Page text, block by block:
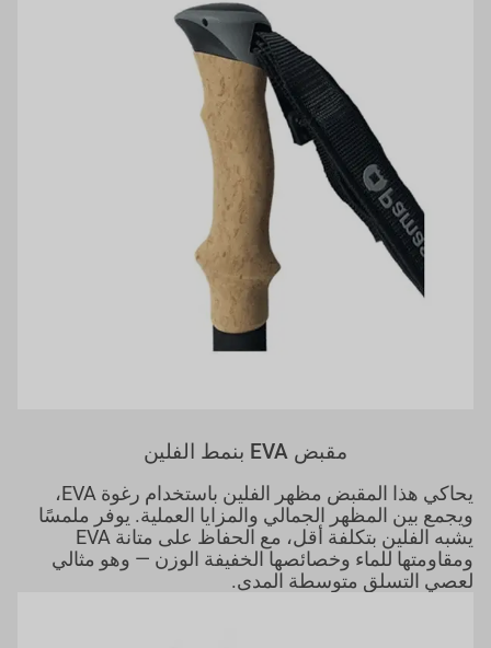
مقبض EVA بنمط الفلين
يحاكي هذا المقبض مظهر الفلين باستخدام رغوة EVA،
ويجمع بين المظهر الجمالي والمزايا العملية. يوفر ملمسًا
يشبه الفلين بتكلفة أقل، مع الحفاظ على متانة EVA
ومقاومتها للماء وخصائصها الخفيفة الوزن — وهو مثالي
لعصي التسلق متوسطة المدى.